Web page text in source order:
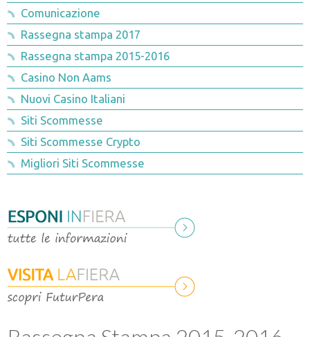
Comunicazione
Rassegna stampa 2017
Rassegna stampa 2015-2016
Casino Non Aams
Nuovi Casino Italiani
Siti Scommesse
Siti Scommesse Crypto
Migliori Siti Scommesse
Programma
Dove dormire
FuturPera 2015
Catalogo espositori
Convegni e incontri
Visite tecniche
Sponsor
internazionale della Pera a Ferrara Italia
Info e accrediti
Comunicazione
Rassegna stampa 2017
Rassegna stampa 2015-2016
Foto
Concorsi
BLOG
News
JOB